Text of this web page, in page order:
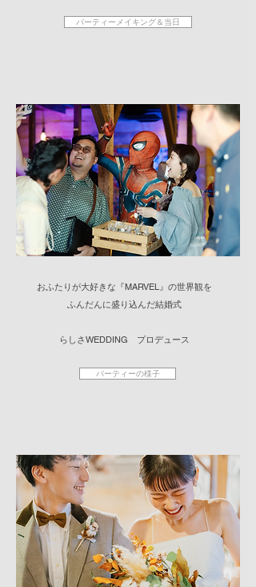
パーティーメイキング＆当日
​おふたりが大好きな『MARVEL』の世界観を
ふんだんに盛り込んだ結婚式
​らしさWEDDING プロデュース
パーティーの様子